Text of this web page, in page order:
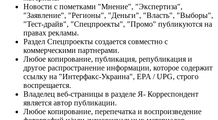
Новости с пометками "Мнение", "Экспертиза",
"Заявление", "Регионы", "Деньги", "Власть", "Выборы",
"Тест-драйв", "Спецпроекты", "Промо" публикуются на
правах рекламы.
Раздел Спецпроекты создается совместно с
коммерческими партнерами.
Любое копирование, публикация, републикация и
другое распространение информации, которое содержит
ссылку на "Интерфакс-Украина", EPA / UPG, строго
воспрещается.
Владелец веб-страницы в разделе Я- Корреспондент
является автор публикации.
Любое копирование, перепечатка и воспроизведение